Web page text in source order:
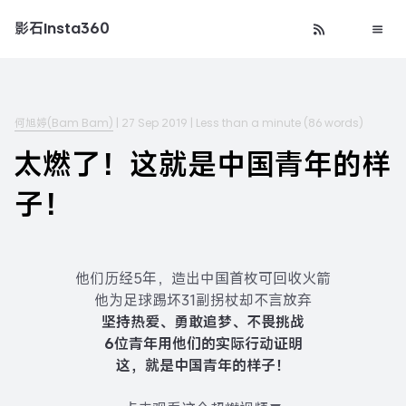
影石Insta360
何旭婷(Bam Bam) 27 Sep 2019 Less than a minute (86words)
太燃了！这就是中国青年的样
子！
他们历经5年，造出中国首枚可回收火箭
他为足球踢坏31副拐杖却不言放弃
坚持热爱、勇敢追梦、不畏挑战
6位青年用他们的实际行动证明
这，就是中国青年的样子！